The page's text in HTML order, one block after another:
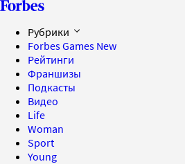
Рубрики
Forbes Games New
Рейтинги
Франшизы
Подкасты
Видео
Life
Woman
Sport
Young